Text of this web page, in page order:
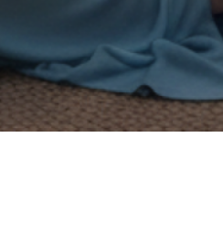
personnes en situation de handicap.